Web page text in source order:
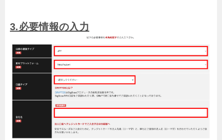
3.必要情報の入力